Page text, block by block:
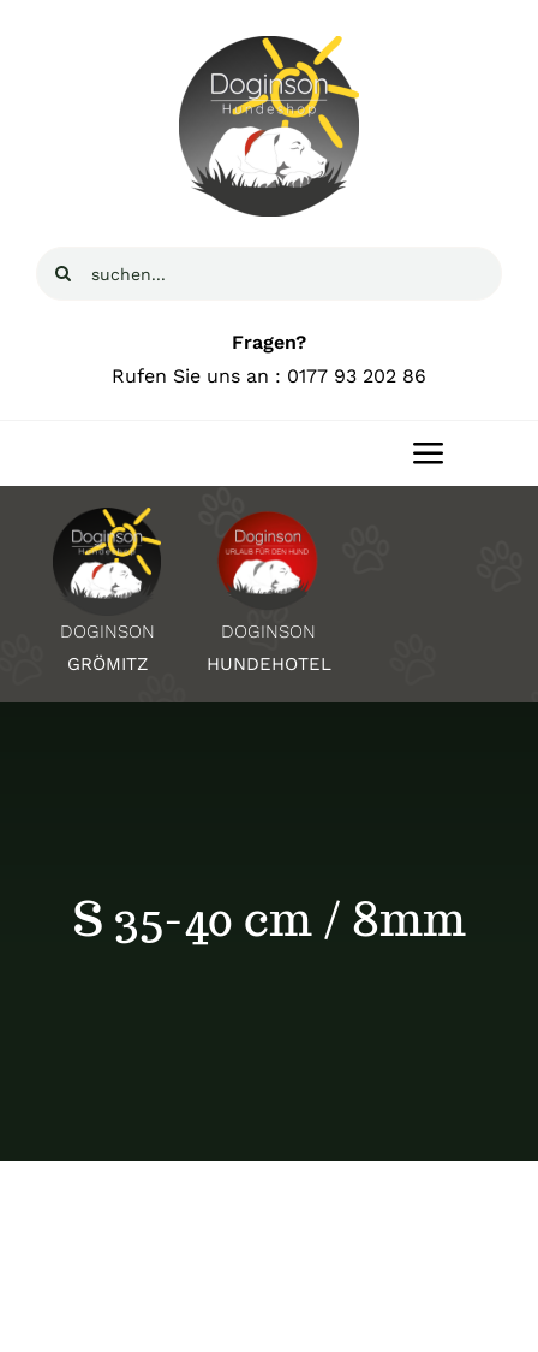
Suche
Fragen?
Rufen Sie uns an : 0177 93 202 86
Toggle
Home
Über Uns
DOGINSON
GRÖMITZ
DOGINSON
HUNDEHOTEL
S 35-40 cm / 8mm